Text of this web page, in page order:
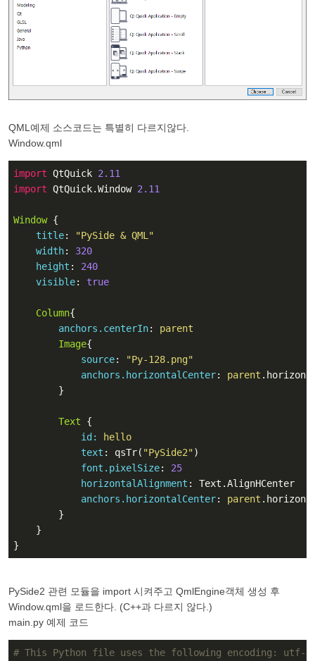
QML예제 소스코드는 특별히 다르지않다.
Window.qml
import QtQuick 2.11
import QtQuick.Window 2.11
Window {
title:
"PySide & QML"
width: 320
height : 240
visible: true
Column{
anchors.centerIn: parent
Image{
source:
"Py-128.png"
anchors.horizontalCenter: parent
        }
Text {
id:
hello
text : qsTr( "PySide2")
font.pixelSize: 25
horizontalAlignment : Text.AlignHCenter
anchors.horizontalCenter: parent
        }
    }
}
PySide2 관련 모듈을 import 시켜주고 QmlEngine객체 생성 후
Window.qml을 로드한다. (C++과 다르지 않다.)
main.py 예제 코드
# This Python file uses the following encoding: utf-8